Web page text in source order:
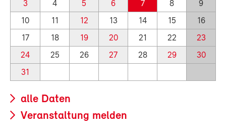
3 4 5 6 7 8
9
10
11 12 13 14 15
16
17
18 19 20 21 22
23
24
25 26 27 28 29
30
31
alle Daten
Veranstaltung melden